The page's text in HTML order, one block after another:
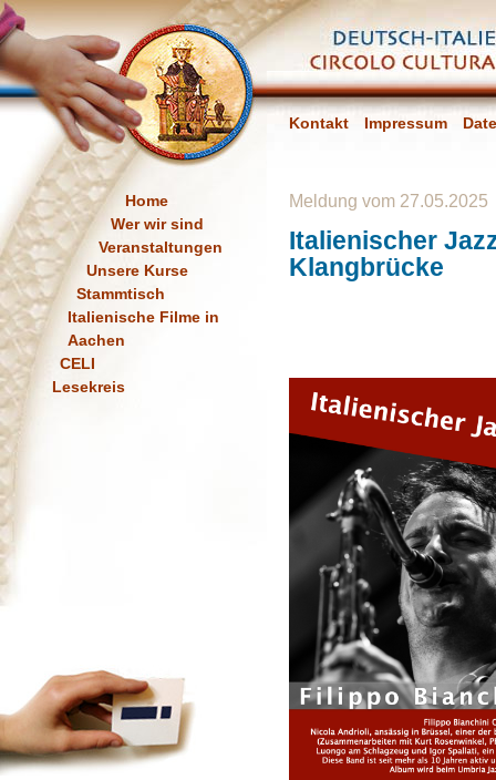
Meldung vom 27.05.2025
Italienischer
Klangbrücke
Home
Wer wir sind
Veranstaltungen
Unsere Kurse
Stammtisch
Italienische Filme in
Aachen
CELI
Lesekreis
Kontakt Impressum